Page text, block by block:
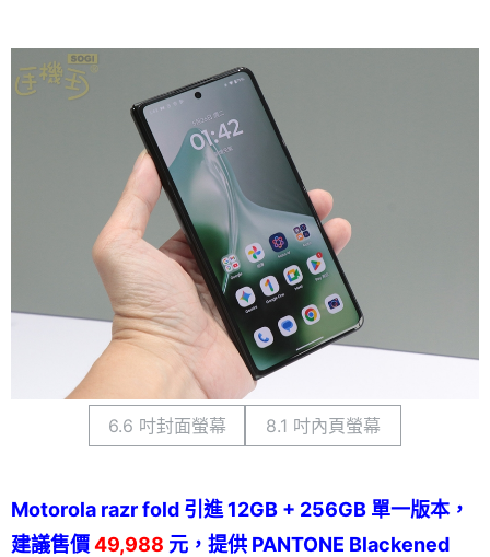
6.6 吋封面螢幕 8.1 吋內頁螢幕
Motorola razr fold 引進 12GB + 256GB 單一版本，
建議售價49,988 元，提供 PANTONE Blackened